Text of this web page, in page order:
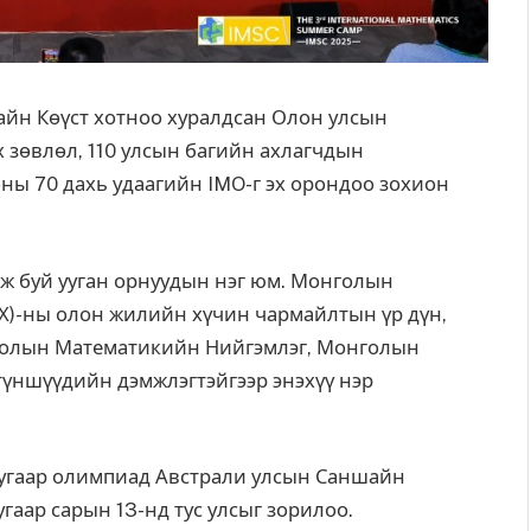
Көүст хотноо хуралдсан Олон улсын
110 улсын багийн ахлагчдын
70 дахь удаагийн IMO-г эх орондоо зохион
буй ууган орнуудын нэг юм. Монголын
олон жилийн хүчин чармайлтын үр дүн,
Математикийн Нийгэмлэг, Монголын
дэмжлэгтэйгээр энэхүү нэр
олимпиад Австрали улсын Саншайн
сарын 13-нд тус улсыг зорилоо.